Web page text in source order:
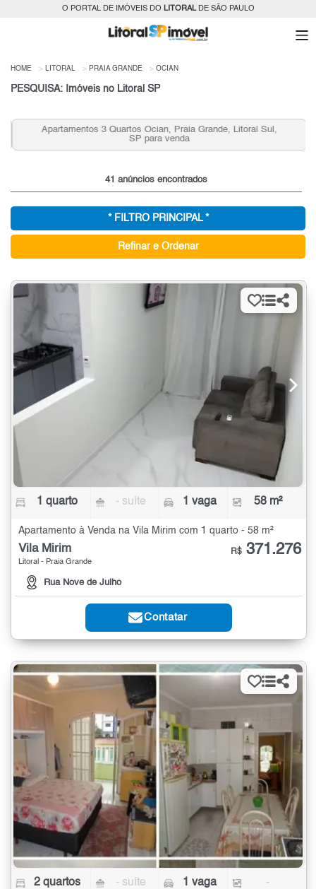
O PORTAL DE IMÓVEIS DO LITORALDE SÃO PAULO
HOME LITORAL PRAIA GRANDE OCIAN
PESQUISA: Imóveis no Litoral SP
Apartamentos 3 Quartos Ocian, Praia Grande, Litoral Sul,
SP para venda
41 anúncios encontrados
* FILTRO PRINCIPAL *
Refinar e Ordenar
1 quarto - suíte 1 vaga 58 m²
Apartamento à Venda na Vila Mirim com 1 quarto - 58 m²
Vila Mirim
Litoral - Praia Grande
Rua Nove de Julho
R$ 371.276
Contatar
2 quartos - suíte 1 vaga -